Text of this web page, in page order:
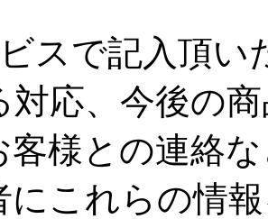
スで記入頂い
対応、今後の
客様との連絡
にこれらの情